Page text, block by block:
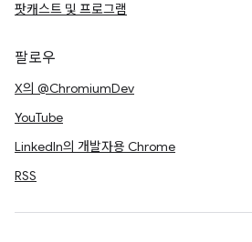
팟캐스트 및 프로그램
팔로우
X의 @ChromiumDev
YouTube
LinkedIn의 개발자용 Chrome
RSS